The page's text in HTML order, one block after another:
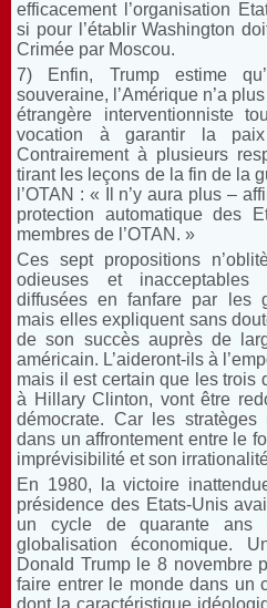
efficacement l’organisation
si pour l’établir Washington
Crimée par Moscou.
7) Enfin, Trump estime
souveraine, l’Amérique n’a
étrangère interventionniste
vocation à garantir la
Contrairement à plusieurs
tirant les leçons de la fin de la
l’OTAN : « Il n’y aura plus –
protection automatique des
membres de l’OTAN. »
Ces sept propositions
odieuses et inacceptables
diffusées en fanfare par les
mais elles expliquent sans
de son succès auprès de
américain. L’aideront-ils à
mais il est certain que les trois
à Hillary Clinton, vont être
démocrate. Car les
dans un affrontement entre le
imprévisibilité et son
En 1980, la victoire
présidence des Etats-Unis
un cycle de quarante ans
globalisation économique.
Donald Trump le 8 novembre
faire entrer le monde dans un
dont la caractéristique